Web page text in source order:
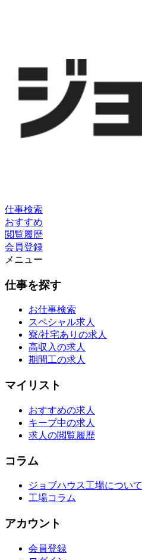
仕事検索
おすすめ
閲覧履歴
会員登録
メニュー
仕事を探す
お仕事検索
スペシャル求人
寮/社宅ありの求人
高収入の求人
期間工の求人
マイリスト
おすすめの求人
キープ中の求人
求人の閲覧履歴
コラム
ジョブハウス工場について
工場コラム
アカウント
会員登録